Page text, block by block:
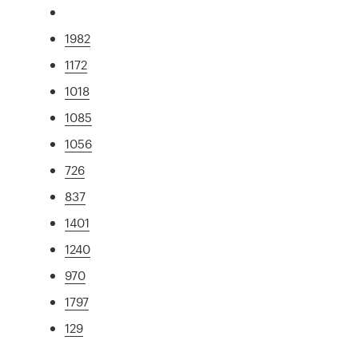
1982
1172
1018
1085
1056
726
837
1401
1240
970
1797
129